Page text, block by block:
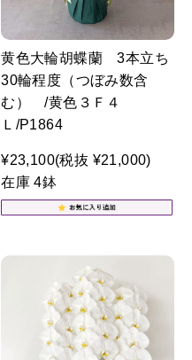
黄色大輪胡蝶蘭 3本立ち
30輪程度（つぼみ数含
む） /黄色３Ｆ４
Ｌ/P1864
¥23,100(税抜 ¥21,000)
在庫 4鉢